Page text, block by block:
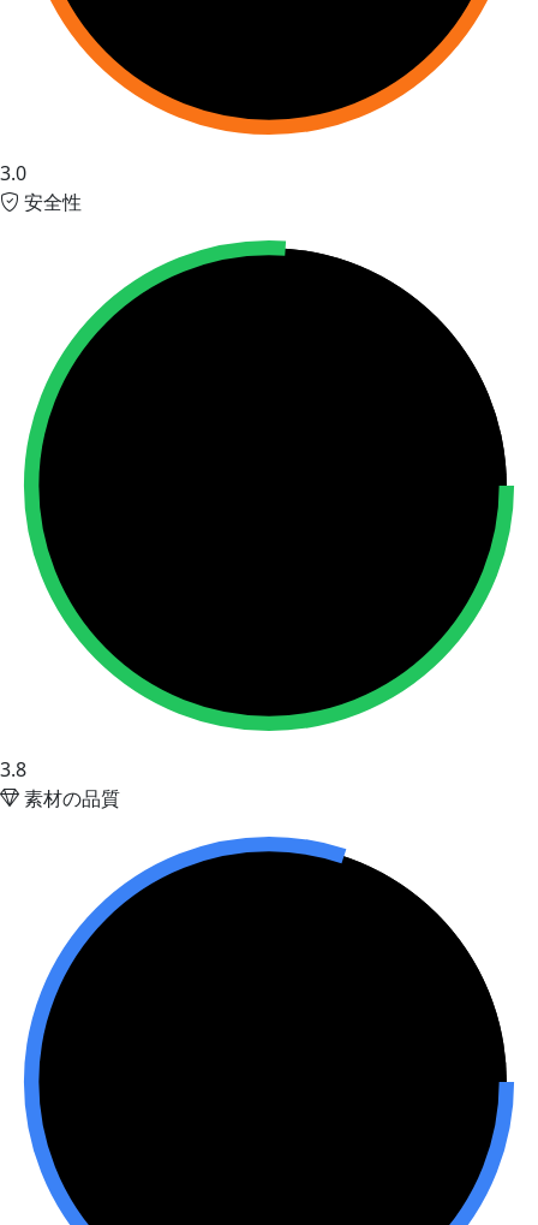
3.0
安全性
3.8
素材の品質